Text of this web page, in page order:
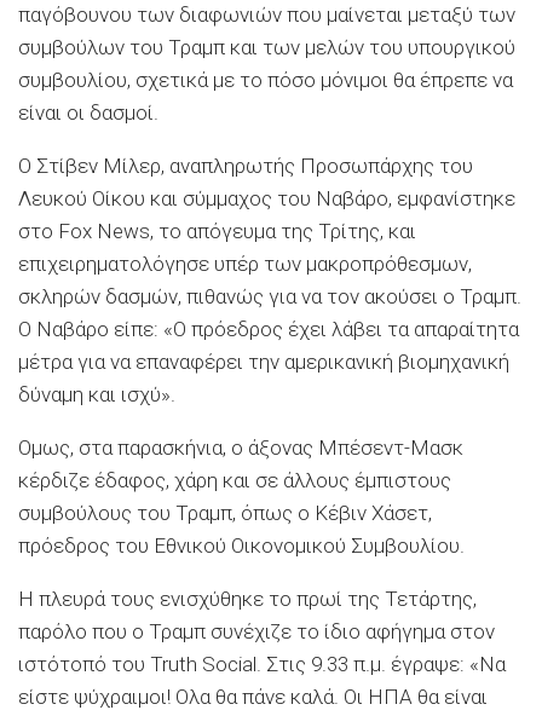
παγόβουνου των διαφωνιών που μαίνεται μεταξύ των
συμβούλων του Τραμπ και των μελών του υπουργικού
συμβουλίου, σχετικά με το πόσο μόνιμοι θα έπρεπε να
είναι οι δασμοί.
Ο Στίβεν Μίλερ, αναπληρωτής Προσωπάρχης του
Λευκού Οίκου και σύμμαχος του Ναβάρο, εμφανίστηκε
στο Fox News, το απόγευμα της Τρίτης, και
επιχειρηματολόγησε υπέρ των μακροπρόθεσμων,
σκληρών δασμών, πιθανώς για να τον ακούσει ο Τραμπ.
Ο Ναβάρο είπε: «Ο πρόεδρος έχει λάβει τα απαραίτητα
μέτρα για να επαναφέρει την αμερικανική βιομηχανική
δύναμη και ισχύ».
Ομως, στα παρασκήνια, ο άξονας Μπέσεντ-Μασκ
κέρδιζε έδαφος, χάρη και σε άλλους έμπιστους
συμβούλους του Τραμπ, όπως ο Κέβιν Χάσετ,
πρόεδρος του Εθνικού Οικονομικού Συμβουλίου.
Η πλευρά τους ενισχύθηκε το πρωί της Τετάρτης,
παρόλο που ο Τραμπ συνέχιζε το ίδιο αφήγημα στον
ιστότοπό του Truth Social. Στις 9.33 π.μ. έγραψε: «Να
είστε ψύχραιμοι! Ολα θα πάνε καλά. Οι ΗΠΑ θα είναι